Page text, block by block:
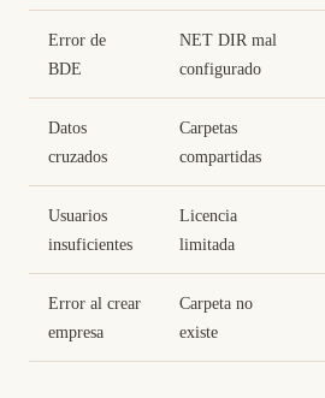
Error de
BDE
NET DIR mal
configurado
Datos
cruzados
Carpetas
compartidas
Usuarios
insuficientes
Licencia
limitada
Error al crear
empresa
Carpeta no
existe